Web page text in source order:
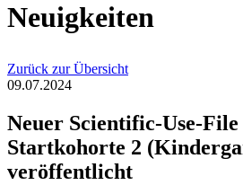
Neuigkeiten
Zurück zur Übersicht
09.07.2024
Neuer Scientific-Use-
Startkohorte 2
veröffentlicht